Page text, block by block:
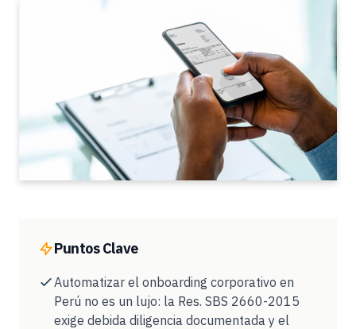
Puntos Clave
Automatizar el onboarding corporativo en
Perú no es un lujo: la Res. SBS 2660-2015
exige debida diligencia documentada y el